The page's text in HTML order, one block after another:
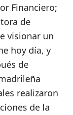
Financiero;
de
visionar un
hoy día, y
de
realizaron
de la